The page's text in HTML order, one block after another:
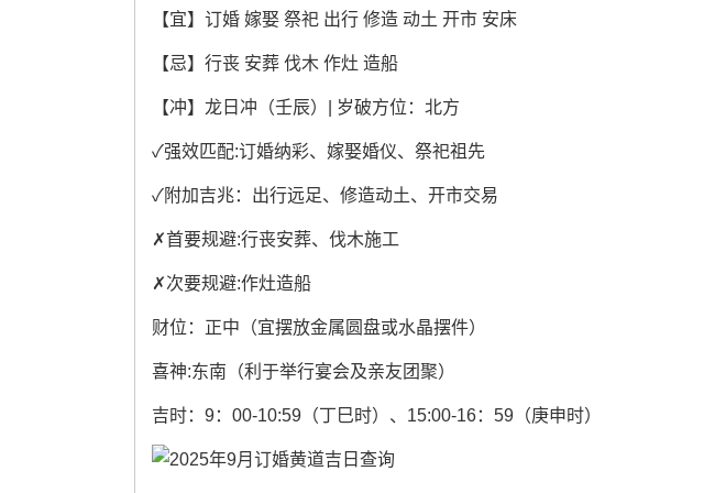
【宜】订婚 嫁娶 祭祀 出行 修造 动土 开市 安床
【忌】行丧 安葬 伐木 作灶 造船
【冲】龙日冲（壬辰）| 岁破方位：北方
✓强效匹配:订婚纳彩、嫁娶婚仪、祭祀祖先
✓附加吉兆：出行远足、修造动土、开市交易
✗首要规避:行丧安葬、伐木施工
✗次要规避:作灶造船
财位：正中（宜摆放金属圆盘或水晶摆件）
喜神:东南（利于举行宴会及亲友团聚）
吉时：9：00-10:59（丁巳时）、15:00-16：59（庚申时）